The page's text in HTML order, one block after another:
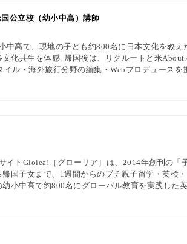
公立校（幼小中高）講師
中高で、現地の子ども約800名に日本文化を教
化共生を体感. 帰国後は、リクルートと米
ル・海外旅行分野の編集・Webプロデュース
材を継続. 親子留学、バイリンガル育児、おう
イトGlolea!［グローリア］は、2014年創刊の「
国子女まで、1週間からのプチ親子留学・英検
小中高で約800名にグローバル教育を実践した
IELTS指導者、海外で子育て中のワーキングマ